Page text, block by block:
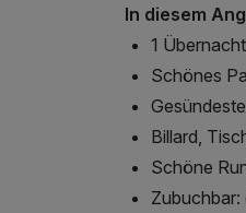
In diesem
1
Schönes
Billard,
Schöne
Zubuchbar: